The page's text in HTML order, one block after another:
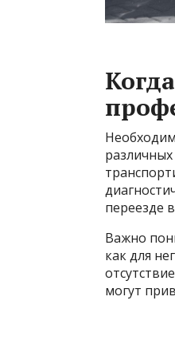
переезде
Важно
как для
могут